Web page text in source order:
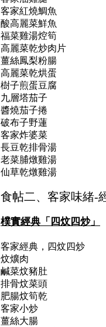
客家紅燒鯛魚
酸高麗菜鮮魚
福菜雞湯焢筍
高麗菜乾炒肉片
薑絲鳳梨粉腸
高麗菜乾烘蛋
樹子煎蛋豆腐
九層塔茄子
醬燒茄子捲
破布子野蓮
客家炸婆菜
長豆乾排骨湯
老菜脯燉雞湯
仙草乾燉雞湯
食帖二、 客家味緒-
樸實經典「四炆四炒」
客家經典，四炆四炒
炆爌肉
鹹菜炆豬肚
排骨炆菜頭
肥腸炆筍乾
客家小炒
薑絲大腸